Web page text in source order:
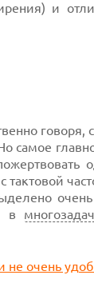
и
говоря,
самое
тактовой
в